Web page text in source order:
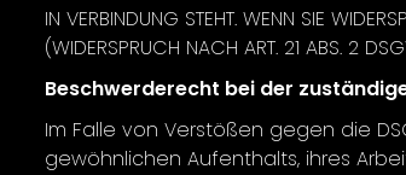
IN VERBINDUNG STEHT. WENN SIE
(WIDERSPRUCH NACH ART. 21 ABS. 2
Beschwerderecht bei der
Im Falle von Verstößen gegen die
gewöhnlichen Aufenthalts, ihres